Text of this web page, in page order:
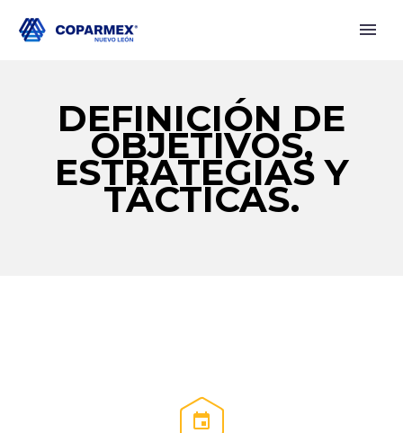
DEFINICIÓN DE
OBJETIVOS,
ESTRATEGIAS Y
TÁCTICAS.

